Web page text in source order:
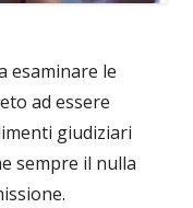
esaminare le
ad essere
giudiziari
sempre il nulla